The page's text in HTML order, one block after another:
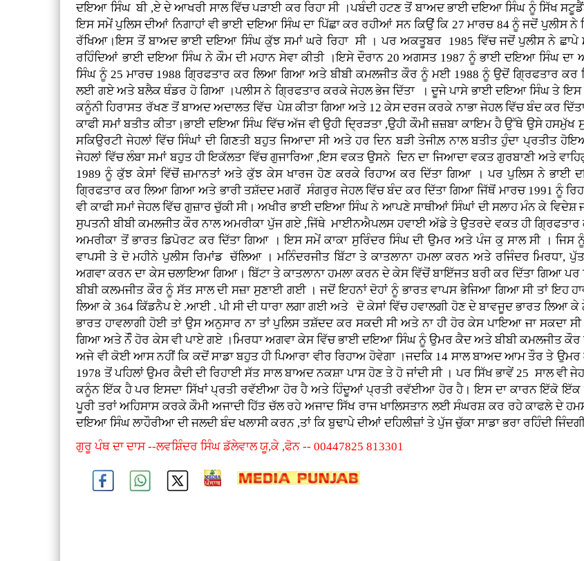
ਦਇਆ ਸਿੰਘ ਬੀ ,ਏ ਦੇ ਆਖਰੀ ਸਾਲ ਵਿੱਚ ਪੜਾਈ ਕਰ ਰਿਹਾ ਸੀ ।ਪਬੰਦੀ ਹਟਣ ਤੋਂ ਬਾਅਦ ਭਾਈ ਦਇਆ ਸਿੰਘ ਨੂੰ ਸਿੱਖ
ਇਸ ਸਮੇਂ ਪੁਲਿਸ ਦੀਆਂ ਨਿਗਾਹਾਂ ਵੀ ਭਾਈ ਦਇਆ ਸਿੰਘ ਦਾ ਪਿੱਛਾ ਕਰ ਰਹੀਆਂ ਸਨ ਕਿਉਂ ਕਿ 27 ਮਾਰਚ 84 ਨੂੰ ਜਦੋਂ ਪੁਲੀਸ ਨੇ
ਰੱਖਿਆ।ਇਸ ਤੋਂ ਬਾਅਦ ਭਾਈ ਦਇਆ ਸਿੰਘ ਕੁੱਝ ਸਮਾਂ ਘਰੇ ਰਿਹਾ ਸੀ । ਪਰ ਅਕਤੂਬਰ 1985 ਵਿੱਚ ਜਦੋਂ ਪੁਲੀਸ ਨੇ
ਰਹਿੰਦਿਆਂ ਭਾਈ ਦਇਆ ਸਿੰਘ ਨੇ ਕੌਮ ਦੀ ਮਹਾਨ ਸੇਵਾ ਕੀਤੀ ।ਇਸੇ ਦੌਰਾਨ 20 ਅਗਸਤ 1987 ਨੂੰ ਭਾਈ ਦਇਆ ਸਿੰਘ
ਸਿੰਘ ਨੂੰ 25 ਮਾਰਚ 1988 ਗ੍ਰਿਫਤਾਰ ਕਰ ਲਿਆ ਗਿਆ ਅਤੇ ਬੀਬੀ ਕਮਲਜੀਤ ਕੌਰ ਨੂੰ ਮਈ 1988 ਨੂੰ ਉਦੋਂ ਗ੍ਰਿਫਤਾਰ
ਲਈ ਗਏ ਅਤੇ ਬਲੈਕ ਥੰਡਰ ਹੋ ਗਿਆ ।ਪਲੀਸ ਨੇ ਗ੍ਰਿਫਤਾਰ ਕਰਕੇ ਜੇਹਲ ਭੇਜ ਦਿੱਤਾ । ਦੂਜੇ ਪਾਸੇ ਭਾਈ ਦਇਆ ਸਿੰਘ ਤੇ ਇਸ
ਕਨੂੰਨੀ ਹਿਰਾਸਤ ਰੱਖਣ ਤੋਂ ਬਾਅਦ ਅਦਾਲਤ ਵਿੱਚ ਪੇਸ਼ ਕੀਤਾ ਗਿਆ ਅਤੇ 12 ਕੇਸ ਦਰਜ ਕਰਕੇ ਨਾਭਾ ਜੇਹਲ ਵਿੱਚ ਬੰਦ ਕਰ
ਕਾਫੀ ਸਮਾਂ ਬਤੀਤ ਕੀਤਾ।ਭਾਈ ਦਇਆ ਸਿੰਘ ਵਿੱਚ ਅੱਜ ਵੀ ਉਹੀ ਦ੍ਰਿੜਤਾ ,ਉਹੀ ਕੌਮੀ ਜ਼ਜ਼ਬਾ ਕਾਇਮ ਹੈ ਉੱਥੇ ਉਸੇ ਹਸਮੁੱਖ
ਸਕਿਉਰਟੀ ਜੇਹਲਾਂ ਵਿੱਚ ਸਿੰਘਾਂ ਦੀ ਗਿਣਤੀ ਬਹੁਤ ਜਿਆਦਾ ਸੀ ਅਤੇ ਹਰ ਦਿਨ ਬੜੀ ਤੇਜੀਲ਼ ਨਾਲ ਬਤੀਤ ਹੁੰਦਾ
ਜੇਹਲਾਂ ਵਿੱਚ ਲੰਬਾ ਸਮਾਂ ਬਹੁਤ ਹੀ ਇਕੱਲਤਾ ਵਿੱਚ ਗੁਜਾਰਿਆ ,ਇਸ ਵਕਤ ਉਸਨੇ ਦਿਨ ਦਾ ਜਿਆਦਾ ਵਕਤ ਗੁਰਬਾਣੀ ਅਤੇ
1989 ਨੂੰ ਕੁੱਝ ਕੇਸਾਂ ਵਿੱਚੋਂ ਜ਼ਮਾਨਤਾਂ ਅਤੇ ਕੁੱਝ ਕੇਸ ਖਾਰਜ ਹੋਣ ਕਰਕੇ ਰਿਹਾਅ ਕਰ ਦਿੱਤਾ ਗਿਆ । ਪਰ ਪੁਲਿਸ ਨੇ ਭਾਈ
ਗ੍ਰਿਫਤਾਰ ਕਰ ਲਿਆ ਗਿਆ ਅਤੇ ਭਾਰੀ ਤਸ਼ੱਦਦ ਮਗਰੋਂ ਸੰਗਰੁਰ ਜੇਹਲ ਵਿੱਚ ਬੰਦ ਕਰ ਦਿੱਤਾ ਗਿਆ ਜਿੱਥੋਂ ਮਾਰਚ 1991 ਨੂੰ
ਵੀ ਕਾਫੀ ਸਮਾਂ ਜੇਹਲ ਵਿੱਚ ਗੁਜ਼ਾਰ ਚੁੱਕੀ ਸੀ। ਅਖੀਰ ਭਾਈ ਦਇਆ ਸਿੰਘ ਨੇ ਆਪਣੇ ਸਾਥੀਆਂ ਸਿੰਘਾਂ ਦੀ ਸਲਾਹ ਮੰਨ ਕੇ
ਸੁਪਤਨੀ ਬੀਬੀ ਕਮਲਜੀਤ ਕੌਰ ਨਾਲ ਅਮਰੀਕਾ ਪੁੱਜ ਗਏ ,ਜਿੱਥੇ ਮਾਈਨਐਪਲਸ ਹਵਾਈ ਅੱਡੇ ਤੇ ਉਤਰਦੇ ਵਕਤ ਹੀ ਗ੍ਰਿਫਤਾਰ
ਅਮਰੀਕਾ ਤੋਂ ਭਾਰਤ ਡਿਪੋਰਟ ਕਰ ਦਿੱਤਾ ਗਿਆ । ਇਸ ਸਮੇਂ ਕਾਕਾ ਸੁਰਿੰਦਰ ਸਿੰਘ ਦੀ ਉਮਰ ਅਤੇ ਪੰਜ ਕੁ ਸਾਲ ਸੀ । ਜਿਸ
ਵਾਪਸੀ ਤੇ ਦੋ ਮਹੀਨੇ ਪੁਲੀਸ ਰਿਮਾਂਡ ਚੱਲਿਆ । ਮਨਿੰਦਰਜੀਤ ਬਿੱਟਾ ਤੇ ਕਾਤਲਾਨਾ ਹਮਲਾ ਕਰਨ ਅਤੇ ਰਜਿੰਦਰ
ਅਗਵਾ ਕਰਨ ਦਾ ਕੇਸ ਚਲਾਇਆ ਗਿਆ। ਬਿੱਟਾ ਤੇ ਕਾਤਲਾਨਾ ਹਮਲਾ ਕਰਨ ਦੇ ਕੇਸ ਵਿੱਚੋਂ ਬਾਇੱਜਤ ਬਰੀ ਕਰ ਦਿੱਤਾ ਗਿਆ
ਬੀਬੀ ਕਲਮਜੀਤ ਕੌਰ ਨੂੰ ਸੱਤ ਸਾਲ ਦੀ ਸਜ਼ਾ ਸੁਣਾਈ ਗਈ । ਜਦੋਂ ਇਹਨਾਂ ਦੋਹਾਂ ਨੂੰ ਭਾਰਤ ਵਾਪਸ ਭੇਜਿਆ ਗਿਆ ਸੀ ਤਾਂ ਇਹ
ਲਿਆ ਕੇ 364 ਕਿੱਡਨੈਪ ਏ .ਆਈ . ਪੀ ਸੀ ਦੀ ਧਾਰਾ ਲਗਾ ਗਈ ਅਤੇ ਦੋ ਕੇਸਾਂ ਵਿੱਚ ਹਵਾਲਗੀ ਹੋਣ ਦੇ ਬਾਵਜੂਦ ਭਾਰਤ ਲਿਆ ਕੇ
ਭਾਰਤ ਹਾਵਲਾਗੀ ਹੋਈ ਤਾਂ ਉਸ ਅਨੁਸਾਰ ਨਾ ਤਾਂ ਪੁਲਿਸ ਤਸ਼ੱਦਦ ਕਰ ਸਕਦੀ ਸੀ ਅਤੇ ਨਾ ਹੀ ਹੋਰ ਕੇਸ ਪਾਇਆ ਜਾ ਸਕਦਾ
ਗਿਆ ਅਤੇ ਨੌੰ ਹੋਰ ਕੇਸ ਵੀ ਪਾਏ ਗਏ ।ਮਿਰਧਾ ਅਗਵਾ ਕੇਸ ਵਿੱਚ ਭਾਈ ਦਇਆ ਸਿੰਘ ਨੂੰ ਉਮਰ ਕੈਦ ਅਤੇ ਬੀਬੀ ਕਮਲਜੀਤ
ਅਜੇ ਵੀ ਕੋਈ ਆਸ ਨਹੀਂ ਕਿ ਕਦੋਂ ਸਾਡਾ ਬਹੁਤ ਹੀ ਪਿਆਰਾ ਵੀਰ ਰਿਹਾਅ ਹੋਵੇਗਾ ।ਜਦਕਿ 14 ਸਾਲ ਬਾਅਦ ਆਮ ਤੌਰ ਤੇ ਉਮਰ
1978 ਤੋਂ ਪਹਿਲਾਂ ਉਮਰ ਕੈਦੀ ਦੀ ਰਿਹਾਈ ਸੱਤ ਸਾਲ ਬਾਅਦ ਨਕਸ਼ਾ ਪਾਸ ਹੋਣ ਤੇ ਹੋ ਜਾਂਦੀ ਸੀ । ਪਰ ਸਿੱਖ ਭਾਵੇਂ 25 ਸਾਲ ਵੀ
ਕਨੂੰਨ ਇੱਕ ਹੈ ਪਰ ਇਸਦਾ ਸਿੱਖਾਂ ਪ੍ਰਤੀ ਰਵੱਈਆ ਹੋਰ ਹੈ ਅਤੇ ਹਿੰਦੂਆਂ ਪ੍ਰਤੀ ਰਵੱਈਆ ਹੋਰ ਹੈ। ਇਸ ਦਾ ਕਾਰਨ ਇੱਕੋ ਇੱਕ ਹੈ
ਪੂਰੀ ਤਰਾਂ ਅਹਿਸਾਸ ਕਰਕੇ ਕੌਮੀ ਅਜਾਦੀ ਹਿੱਤ ਚੱਲ ਰਹੇ ਅਜਾਦ ਸਿੱਖ ਰਾਜ ਖਾਲਿਸਤਾਨ ਲਈ ਸੰਘਰਸ਼ ਕਰ ਰਹੇ ਕਾਫਲੇ ਦੇ
ਦਇਆ ਸਿੰਘ ਲਾਹੌਰੀਆ ਦੀ ਜਲਦੀ ਬੰਦ ਖਲਾਸੀ ਕਰਨ ,ਤਾਂ ਕਿ ਬੁਢਾਪੇ ਦੀਆਂ ਦਹਿਲੀਜ਼ਾਂ ਤੇ ਪੁੱਜ ਚੁੱਕਾ ਸਾਡਾ ਭਰਾ ਰਹਿੰਦੀ
ਗੁਰੂ ਪੰਥ ਦਾ ਦਾਸ --ਲਵਸ਼ਿੰਦਰ ਸਿੰਘ ਡੱਲੇਵਾਲ ਯੂ,ਕੇ ,ਫੋਨ -- 00447825 813301